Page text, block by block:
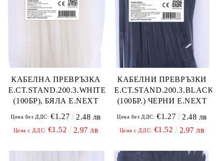
КАБЕЛНА ПРЕВРЪЗКА
E.CT.STAND.200.3.WHITE
(100БР), БЯЛА E.NEXT
Цена без ДДС: €1.27 2.48 лв
Цена с ДДС: €1.52 2.97 лв
КАБЕЛНИ ПРЕВРЪЗКИ
E.CT.STAND.200.3.BLACK
(100БР.) ЧЕРНИ E.NEXT
Цена без ДДС: €1.27 2.48 лв
Цена с ДДС: €1.52 2.97 лв